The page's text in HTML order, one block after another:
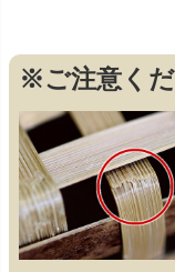
※ご注意く